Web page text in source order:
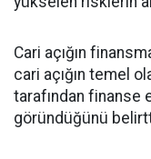
Cari açığın
cari açığın temel
tarafından finanse
göründüğünü